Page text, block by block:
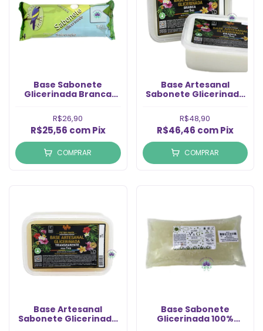
Base Sabonete
Glicerinada Branca
R$26,90
R$25,56 com Pix
COMPRAR
Base Artesanal
Sabonete Glicerinada
R$48,90
R$46,46 com Pix
COMPRAR
Base Artesanal
Sabonete Glicerinada
Base Sabonete
Glicerinada 100%